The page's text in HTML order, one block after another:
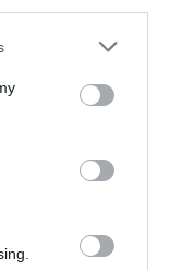
or more Google
You may click to
party tags to
in below Google
έργο του
ΑΝΔΡΟΥ:
στην Άρνη!…